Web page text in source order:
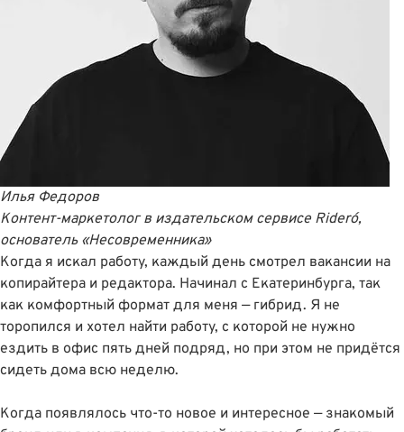
Илья Федоров
Контент-маркетолог в издательском сервисе Rideró,
основатель «Несовременника»
Когда я искал работу, каждый день смотрел вакансии на
копирайтера и редактора. Начинал с Екатеринбурга, так
как комфортный формат для меня — гибрид. Я не
торопился и хотел найти работу, с которой не нужно
ездить в офис пять дней подряд, но при этом не придётся
сидеть дома всю неделю.
Когда появлялось что-то новое и интересное — знакомый